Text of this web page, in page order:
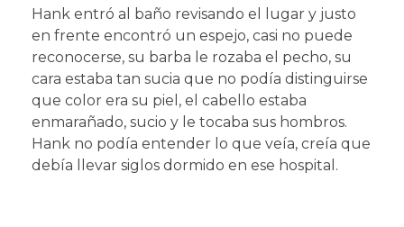
Hank entró al baño revisando el lugar y justo
en frente encontró un espejo, casi no puede
reconocerse, su barba le rozaba el pecho, su
cara estaba tan sucia que no podía distinguirse
que color era su piel, el cabello estaba
enmarañado, sucio y le tocaba sus hombros.
Hank no podía entender lo que veía, creía que
debía llevar siglos dormido en ese hospital.